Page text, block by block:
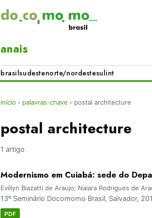
anais
brasilsudestenorte/nordestesulint
início › palavras-chave › postal architecture
postal architecture
1 artigo
Modernismo em Cuiabá: sede do
Evillyn Biazatti de Araújo; Naiara Rodrigues de
13º Seminário Docomomo Brasil, Salvador,
PDF